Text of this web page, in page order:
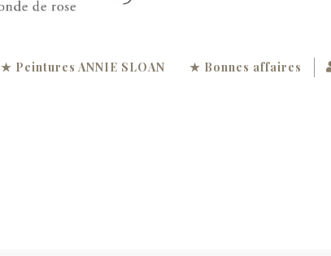
★ Peintures ANNIE SLOAN ★ Bonnes affaires